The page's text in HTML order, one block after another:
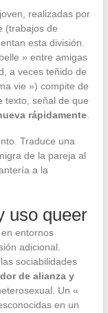
realizadas por
(trabajos de
esta división.
» entre amigas
a veces teñido de
vie ») compite de
texto, señal de que
rápidamente.
Traduce una
de la pareja al
a la
uso queer
entornos
adicional.
sociabilidades
de alianza y
Un «
en un